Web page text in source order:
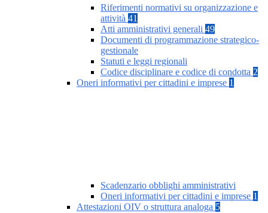
Riferimenti normativi su organizzazione e
attività 41
Atti amministrativi generali 49
Documenti di programmazione strategico-
gestionale
Statuti e leggi regionali
Codice disciplinare e codice di condotta 2
Oneri informativi per cittadini e imprese 1
Scadenzario obblighi amministrativi
Oneri informativi per cittadini e imprese 1
Attestazioni OIV o struttura analoga 5